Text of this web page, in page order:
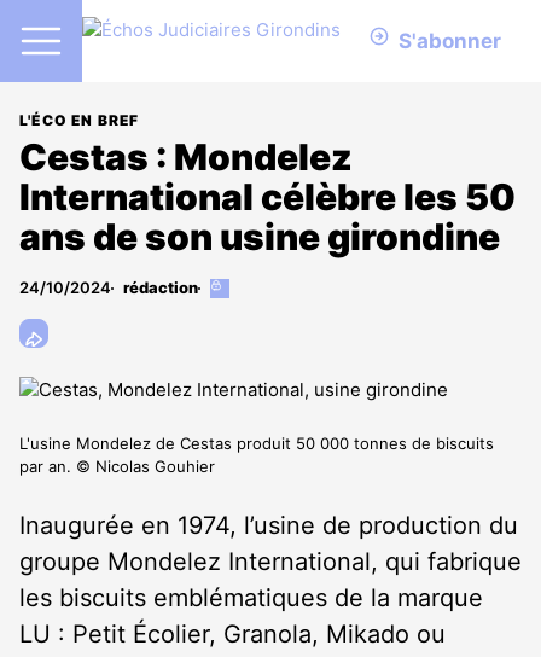
S'abonner
L'ÉCO EN BREF
Cestas : Mondelez
International célèbre les 50
ans de son usine girondine
24/10/2024 rédaction
Cet
aux
abonnés
L'usine Mondelez de Cestas produit 50 000 tonnes de biscuits
par an. © Nicolas Gouhier
Inaugurée en 1974, l’usine de production du
groupe Mondelez International, qui fabrique
les biscuits emblématiques de la marque
LU : Petit Écolier, Granola, Mikado ou